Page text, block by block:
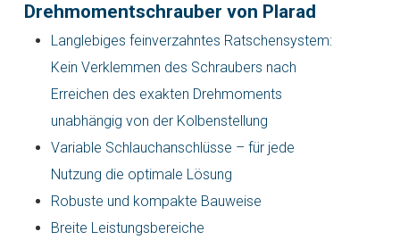
Drehmomentschrauber von Plarad
Langlebiges feinverzahntes Ratschensystem:
Kein Verklemmen des Schraubers nach
Erreichen des exakten Drehmoments
unabhängig von der Kolbenstellung
Variable Schlauchanschlüsse – für jede
Nutzung die optimale Lösung
Robuste und kompakte Bauweise
Breite Leistungsbereiche